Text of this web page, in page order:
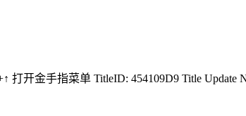
开金手指菜单 TitleID: 454109D9 Title Update